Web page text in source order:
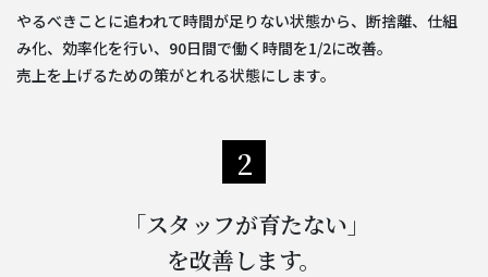
やるべきことに追われて時間が足りない状態から、断捨離、仕組
み化、効率化を行い、90日間で働く時間を1/2に改善。
売上を上げるための策がとれる状態にします。
2
「スタッフが育たない」
を改善します。